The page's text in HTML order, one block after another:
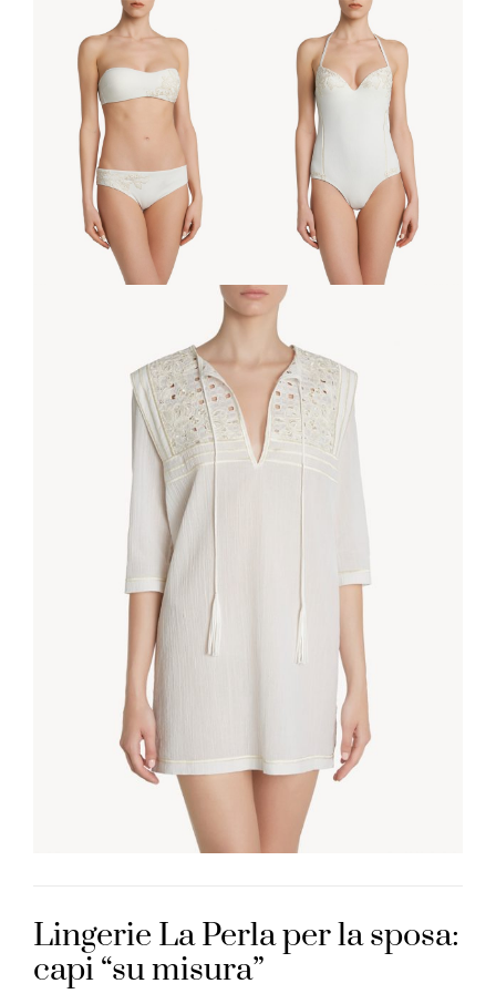
Lingerie La Perla per la sposa:
capi “su misura”